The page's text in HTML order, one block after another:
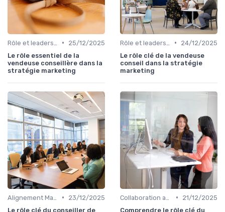
•
25/12/2025
Le rôle essentiel de la
vendeuse conseillère dans la
stratégie marketing
•
24/12/2025
Le rôle clé de la vendeuse
conseil dans la stratégie
marketing
•
23/12/2025
Le rôle clé du conseiller de
•
21/12/2025
Comprendre le rôle clé du